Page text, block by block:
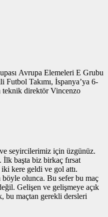
Avrupa Elemeleri E Grubu
Takımı, İspanya’ya 6-
teknik direktör Vincenzo
seyircilerimiz için üzgünüz.
başta biz birkaç fırsat
kere geldi ve gol attı.
böyle olunca. Bu sefer bu maç
Gelişen ve gelişmeye açık
bu maçtan gerekli dersleri